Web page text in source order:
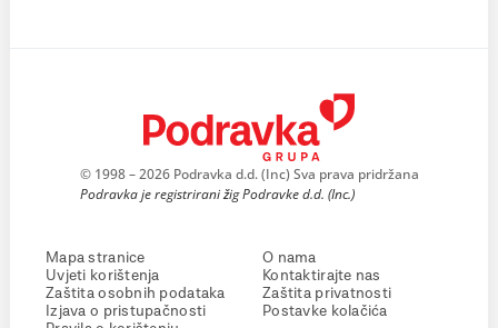
© 1998 – 2026 Podravka d.d. (Inc) Sva prava pridržana
Podravka je registrirani žig Podravke d.d. (Inc.)
Mapa stranice
Uvjeti korištenja
Zaštita osobnih podataka
Izjava o pristupačnosti
O nama
Kontaktirajte nas
Zaštita privatnosti
Postavke kolačića